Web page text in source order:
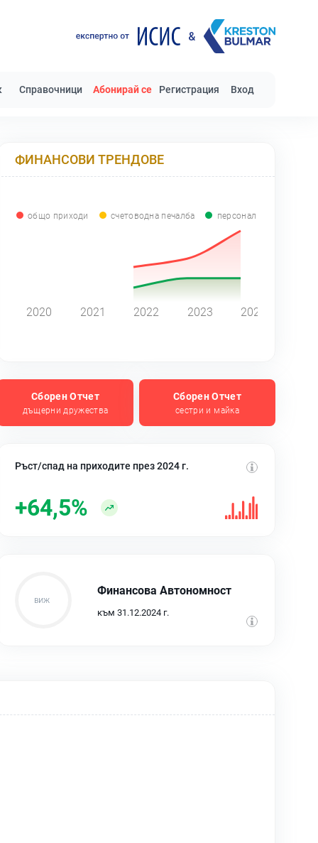
Справочници Абонирай се Регистрация Вход
ФИНАНСОВИ ТРЕНДОВЕ
общо приходи счетоводна печалба персонал
2020 2021 2022 2023 2024
Сборен Отчет
дъщерни дружества
Сборен Отчет
сестри и майка
Ръст/спад на приходите през 2024 г.
+64,5%
Финансова Автономност
към 31.12.2024 г.